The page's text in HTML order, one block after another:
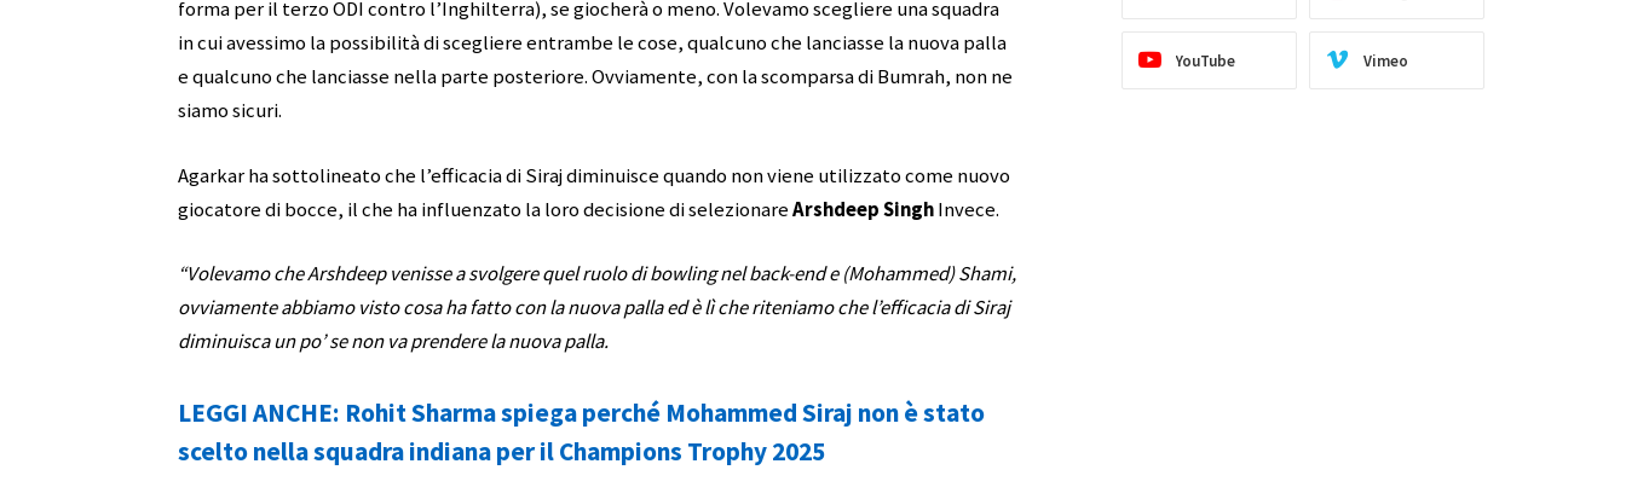
forma per il terzo ODI contro l’Inghilterra), se giocherà o meno. Volevamo scegliere una squadra
in cui avessimo la possibilità di scegliere entrambe le cose, qualcuno che lanciasse la nuova palla
e qualcuno che lanciasse nella parte posteriore. Ovviamente, con la scomparsa di Bumrah, non ne
siamo sicuri.
Agarkar ha sottolineato che l’efficacia di Siraj diminuisce quando non viene utilizzato come nuovo
giocatore di bocce, il che ha influenzato la loro decisione di selezionareArshdeep SinghInvece.
“Volevamo che Arshdeep venisse a svolgere quel ruolo di bowling nel back-end e (Mohammed) Shami,
ovviamente abbiamo visto cosa ha fatto con la nuova palla ed è lì che riteniamo che l’efficacia di Siraj
diminuisca un po’ se non va prendere la nuova palla.
LEGGI ANCHE: Rohit Sharma spiega perché Mohammed Siraj non è stato
scelto nella squadra indiana per il Champions Trophy 2025
YouTube Vimeo